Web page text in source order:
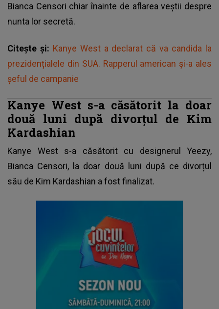
Bianca Censori chiar înainte de aflarea veștii despre
nunta lor secretă.
Citește și: Kanye West a declarat că va candida la
prezidențialele din SUA. Rapperul american și-a ales
șeful de campanie
Kanye West s-a căsătorit la doar
două luni după divorțul de Kim
Kardashian
Kanye West s-a căsătorit cu designerul Yeezy,
Bianca Censori, la doar două luni după ce divorțul
său de Kim Kardashian a fost finalizat.